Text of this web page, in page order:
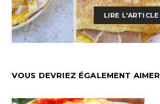
LIRE L'ARTICLE
VOUS DEVRIEZ ÉGALEMENT AIMER